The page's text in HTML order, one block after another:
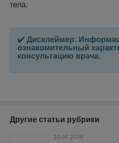
тела.
✔️ Дисклеймер:
ознакомительный
консультацию врача.
Другие статьи рубрики
10.07.2026